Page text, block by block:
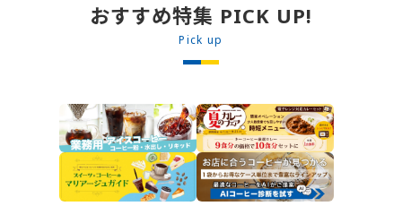
ます。 2. ごはんを皿に盛り、牛
丼の素を中央にのせます。 3. 手
前からカレーソースをかけ、サラ
おすすめ特集 PICK UP!
Pick up